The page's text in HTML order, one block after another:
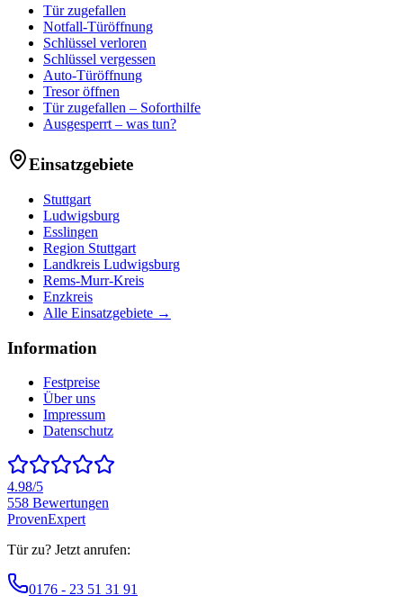
Tür zugefallen
Notfall-Türöffnung
Schlüssel verloren
Schlüssel vergessen
Auto-Türöffnung
Tresor öffnen
Tür zugefallen – Soforthilfe
Ausgesperrt – was tun?
Einsatzgebiete
Stuttgart
Ludwigsburg
Esslingen
Region Stuttgart
Landkreis Ludwigsburg
Rems-Murr-Kreis
Enzkreis
Alle Einsatzgebiete →
Information
Festpreise
Über uns
Impressum
Datenschutz
4.98/5
558 Bewertungen
ProvenExpert
Tür zu? Jetzt anrufen:
0176 - 23 51 31 91